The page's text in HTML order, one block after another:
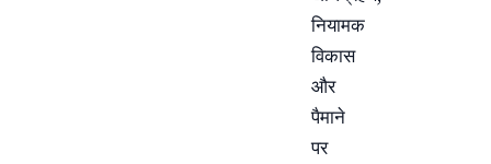
नियामक
विकास
और
पैमाने
पर